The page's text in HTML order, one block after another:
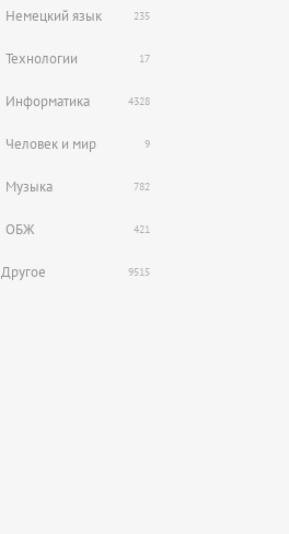
Немецкий язык 235
Технологии 17
Информатика 4328
Человек и мир 9
Музыка 782
ОБЖ 421
Другое 9515